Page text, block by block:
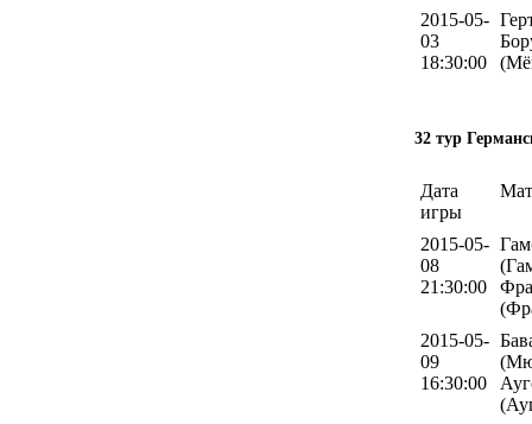
2015-05-
03
18:30:00
32 тур
Дата
игры
2015-05-
08
21:30:00
2015-05-
09
16:30:00